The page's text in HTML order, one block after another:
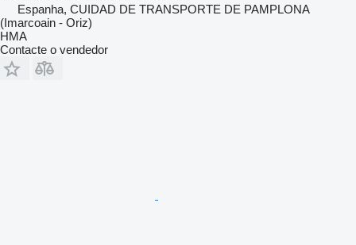
Espanha, CUIDAD DE TRANSPORTE DE PAMPLONA
(Imarcoain - Oriz)
HMA
Contacte o vendedor